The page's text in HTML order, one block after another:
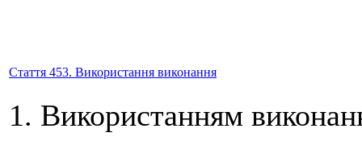
Стаття 453. Використання виконання
1. Використанням